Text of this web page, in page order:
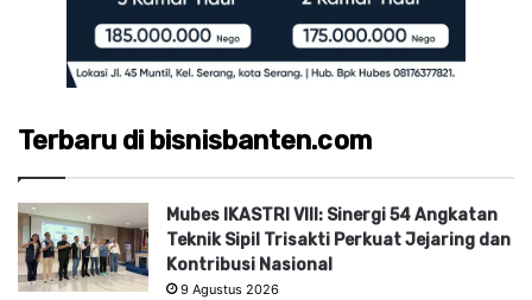
Terbaru di bisnisbanten.com
Mubes IKASTRI VIII: Sinergi 54 Angkatan
Teknik Sipil Trisakti Perkuat Jejaring dan
Kontribusi Nasional
9 Agustus 2026